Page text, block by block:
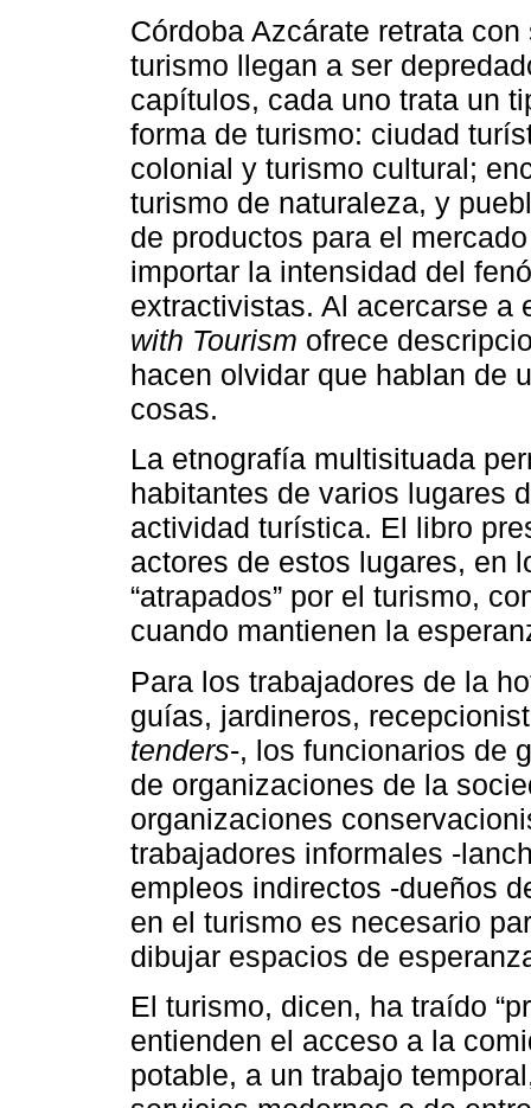
Córdoba Azcárate retrata
turismo llegan a ser
capítulos, cada uno trata un
forma de turismo: ciudad
colonial y turismo cultural;
turismo de naturaleza, y
de productos para el
importar la intensidad del
extractivistas. Al acercarse
with Tourism ofrece
hacen olvidar que hablan de
cosas.
La etnografía multisituada
habitantes de varios lugares
actividad turística. El libro
actores de estos lugares, en
“atrapados” por el turismo,
cuando mantienen la
Para los trabajadores de la
guías, jardineros,
tenders-, los funcionarios de
de organizaciones de la
organizaciones
trabajadores informales -
empleos indirectos -dueños
en el turismo es necesario
dibujar espacios de
El turismo, dicen, ha traído
entienden el acceso a la
potable, a un trabajo